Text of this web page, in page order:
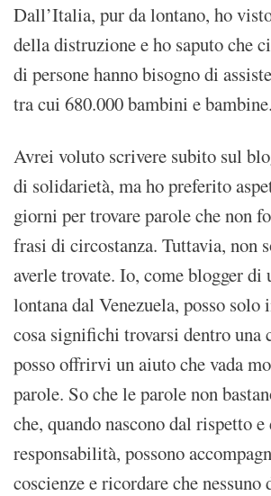
Dall’Italia, pur da lontano, ho
della distruzione e ho saputo che
di persone hanno bisogno di
tra cui 680.000 bambini e bambine.
Avrei voluto scrivere subito sul
di solidarietà, ma ho preferito
giorni per trovare parole che non
frasi di circostanza. Tuttavia, non
averle trovate. Io, come blogger di
lontana dal Venezuela, posso solo
cosa significhi trovarsi dentro una
posso offrirvi un aiuto che vada
parole. So che le parole non
che, quando nascono dal rispetto
responsabilità, possono
coscienze e ricordare che nessuno